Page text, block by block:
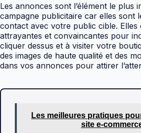
Les annonces sont l’élément le plus
campagne publicitaire car elles sont
contact avec votre public cible. Elles
attrayantes et convaincantes pour
cliquer dessus et à visiter votre
des images de haute qualité et des
dans vos annonces pour attirer
Les meilleures pratiques
site e-